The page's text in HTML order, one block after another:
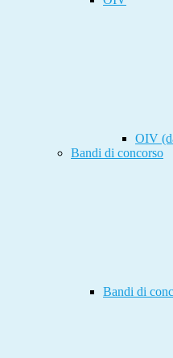
OIV
Bandi di concorso
Bandi di